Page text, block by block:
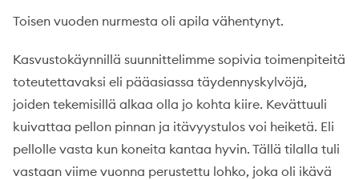
Toisen vuoden nurmesta oli apila vähentynyt.
Kasvustokäynnillä suunnittelimme sopivia toimenpiteitä
toteutettavaksi eli pääasiassa täydennyskylvöjä,
joiden tekemisillä alkaa olla jo kohta kiire. Kevättuuli
kuivattaa pellon pinnan ja itävyystulos voi heiketä. Eli
pellolle vasta kun koneita kantaa hyvin. Tällä tilalla tuli
vastaan viime vuonna perustettu lohko, joka oli ikävä